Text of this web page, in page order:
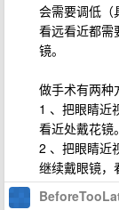
会需要调低（
看远看近都需
镜。
做手术有两种
1 、把眼睛近
看近处戴花镜。
2 、把眼睛近
继续戴眼镜，